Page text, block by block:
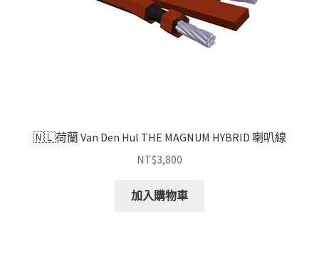
🇳🇱荷蘭 Van Den Hul THE MAGNUM HYBRID 喇叭線
NT$3,800
加入購物車